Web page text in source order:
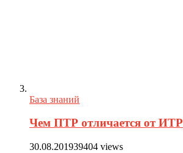
База знаний
Чем ПТР отличается от ИТР
30.08.201939404 views